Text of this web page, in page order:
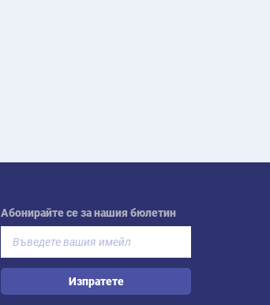
Абонирайте се за нашия бюлетин
Изпратете